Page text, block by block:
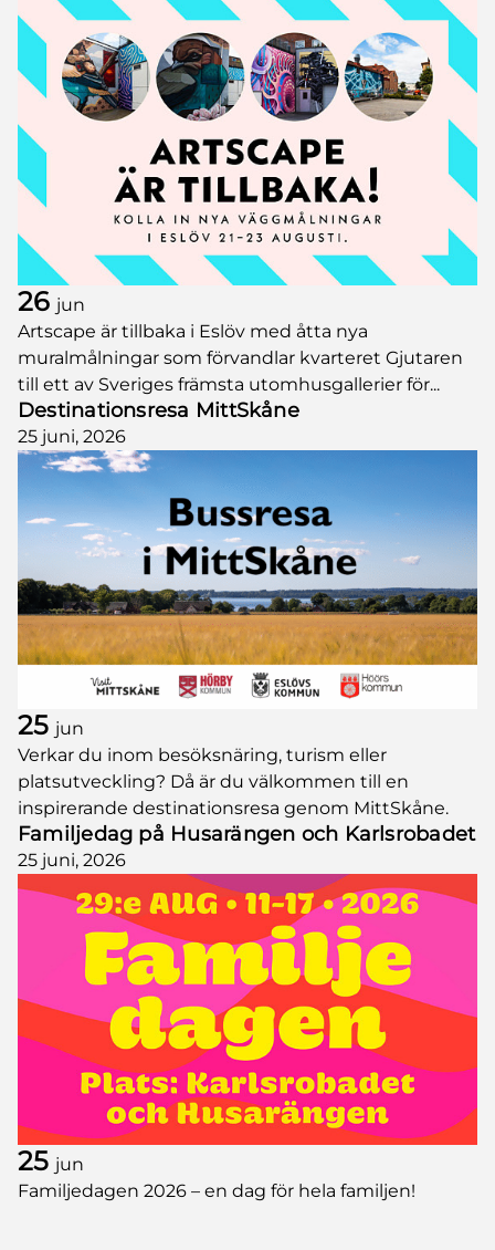
26 jun
Artscape är tillbaka i Eslöv med åtta nya
muralmålningar som förvandlar kvarteret Gjutaren
till ett av Sveriges främsta utomhusgallerier för...
Destinationsresa MittSkåne
25 juni, 2026
25 jun
Verkar du inom besöksnäring, turism eller
platsutveckling? Då är du välkommen till en
inspirerande destinationsresa genom MittSkåne.
Familjedag på Husarängen och Karlsrobadet
25 juni, 2026
25 jun
Familjedagen 2026 – en dag för hela familjen!